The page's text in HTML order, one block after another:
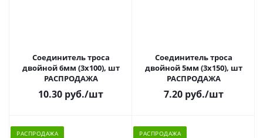
Соединитель троса
двойной 6мм (3х100), шт
РАСПРОДАЖА
10.30 руб./шт
Соединитель троса
двойной 5мм (3х150), шт
РАСПРОДАЖА
7.20 руб./шт
РАСПРОДАЖА РАСПРОДАЖА